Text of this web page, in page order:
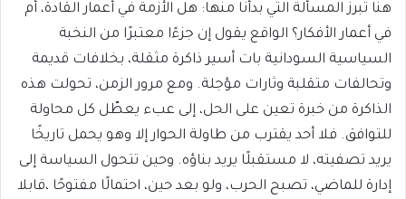
هنا تبرز المسألة التي بدأنا منها: هل الأزمة في أعمار القادة، أم
في أعمار الأفكار؟ الواقع يقول إن جزءًا معتبرًا من النخبة
السياسية السودانية بات أسير ذاكرة مثقلة، بخلافات قديمة
وتحالفات متقلبة وثارات مؤجلة. ومع مرور الزمن، تحولت هذه
الذاكرة من خبرة تعين على الحل، إلى عبء يعطّل كل محاولة
للتوافق. فلا أحد يقترب من طاولة الحوار إلا وهو يحمل تاريخًا
يريد تصفيته، لا مستقبلًا يريد بناؤه. وحين تتحول السياسة إلى
إدارة للماضي، تصبح الحرب، ولو بعد حين، احتمالًا مفتوحًا ،قابلا